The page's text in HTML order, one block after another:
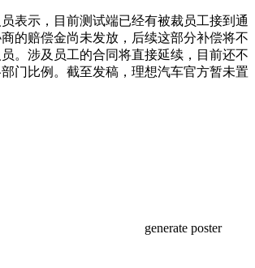
表示，目前测试端已经有被裁员工接到通
的赔偿金尚未发放，后续这部分补偿将不
。涉及员工的合同将直接延续，目前还不
门比例。截至发稿，理想汽车官方暂未置
generate poster